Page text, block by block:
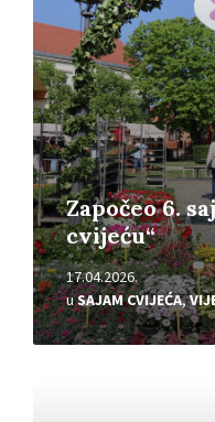
Započeo 6.
cvijeću“
17.04.2026.
uSAJAM CVIJEĆA,